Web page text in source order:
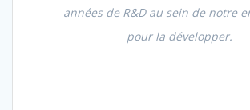
années de R&D au sein de notre
pour la développer.